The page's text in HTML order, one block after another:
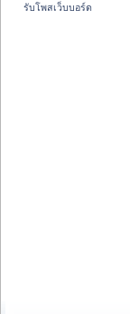
รับโพสเว็บบอร์ด